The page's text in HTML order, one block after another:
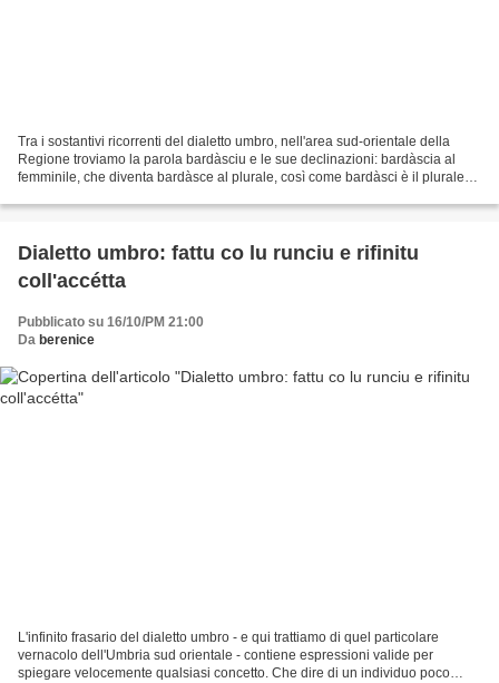
Tra i sostantivi ricorrenti del dialetto umbro, nell'area sud-orientale della
Regione troviamo la parola bardàsciu e le sue declinazioni: bardàscia al
femminile, che diventa bardàsce al plurale, così come bardàsci è il plurale
Dialetto umbro: fattu co lu runciu e rifinitu
coll'accétta
Pubblicato su 16/10/PM 21:00
Da berenice
L'infinito frasario del dialetto umbro - e qui trattiamo di quel particolare
vernacolo dell'Umbria sud orientale - contiene espressioni valide per
spiegare velocemente qualsiasi concetto. Che dire di un individuo poco